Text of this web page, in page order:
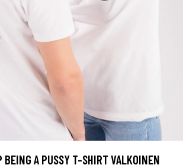
BEING A PUSSY T-SHIRT VALKOINEN